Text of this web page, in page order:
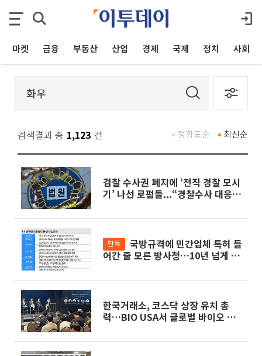
마켓 금융 부동산 산업 경제 국제 정치 사회
검색결과 총 1,123 건 최신순
정확도순
검찰 수사권 폐지에 ‘전직 경찰 모시
기’ 나선 로펌들...“경찰수사 대응
단독
어간 줄 모른 방사청…10년 넘게 업
②]
한국거래소, 코스닥 상장 유치 총
력…BIO USA서 글로벌 바이오 기